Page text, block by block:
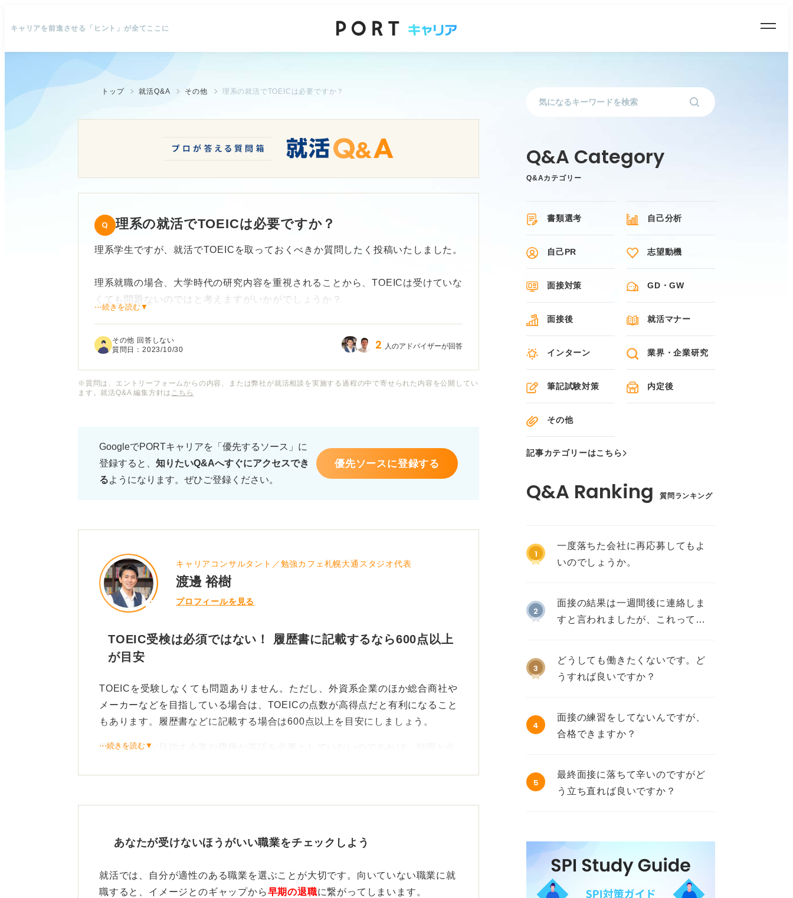
キャリアを前進させる「ヒント」が全てここに
トップ 就活Q&A その他 理系の就活でTOEICは必要ですか？
理系の就活でTOEICは必要ですか？
理系学生ですが、就活でTOEICを取っておくべきか質問したく投稿いたしました。
理系就職の場合、大学時代の研究内容を重視されることから、TOEICは受けていな
くても問題ないのではと考えますがいかがでしょうか？
で、わざわざTOEICを取る必要はないのではないかと思っております。
なるべく効率的に就活を進めたいと考えており、専門家のご意見を参考にTOEICを
受けるか判断したいです。
⋯続きを読む▼
その他 回答しない
質問日：2023/10/30 2 人のアドバイザーが回答
※質問は、エントリーフォームからの内容、または弊社が就活相談を実施する過程の中で寄せられた内容を公開してい
ます。就活Q&A 編集方針は こちら
GoogleでPORTキャリアを「優先するソース」に
登録すると、 知りたいQ&Aへすぐにアクセスでき
るようになります。ぜひご登録ください。
優先ソースに登録する
キャリアコンサルタント／勉強カフェ札幌大通スタジオ代表
渡邊 裕樹
プロフィールを見る
TOEIC受検は必須ではない！ 履歴書に記載するなら600点以上
が目安
TOEICを受験しなくても問題ありません。ただし、外資系企業のほか総合商社や
メーカーなどを目指している場合は、TOEICの点数が高得点だと有利になること
もあります。履歴書などに記載する場合は600点以上を目安にしましょう。
質問者さんが目指す企業や職種が英語を必要としていないのであれば、時間と金
まず手を着けるのは英語ではなく、自己分析や業界・企業研究です。自分の強み
質問を読むと、質問者さんが目指すキャリアの方向性が定まっていないように見
⋯続きを読む▼
あなたが受けないほうがいい職業をチェックしよう
就活では、自分が適性のある職業を選ぶことが大切です。向いていない職業に就
職すると、イメージとのギャップから早期の退職に繋がってしまいます。
Q&Aカテゴリー
書類選考 自己分析
自己PR 志望動機
面接対策 GD・GW
面接後 就活マナー
インターン 業界・企業研究
筆記試験対策 内定後
その他
記事カテゴリーはこちら
質問ランキング
1
一度落ちた会社に再応募してもよ
いのでしょうか。
2
面接の結果は一週間後に連絡しま
すと言われましたが、これって不
3
どうしても働きたくないです。ど
うすれば良いですか？
4
面接の練習をしてないんですが、
合格できますか？
5
最終面接に落ちて辛いのですがど
う立ち直れば良いですか？